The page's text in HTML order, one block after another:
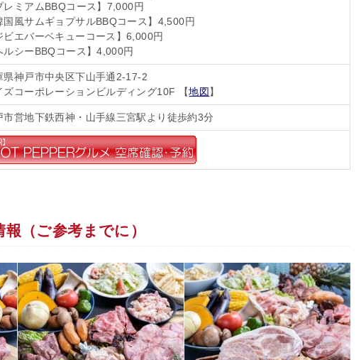
レミアムBBQコース】7,000円
国風サムギョプサルBBQコース】4,500円
ビエバーベキューコース】6,000円
ルシーBBQコース】4,000円
県神戸市中央区下山手通2-17-2
ズコーポレーションビルディング10F 【地図 】
市営地下鉄西神・山手線三宮駅より徒歩約3分
（ご参考までに）